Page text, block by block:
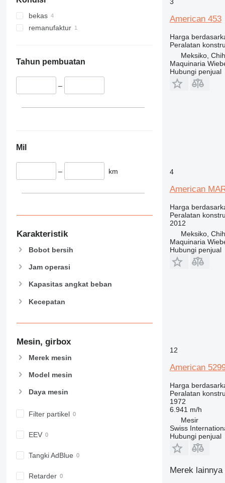
330
336
349
390
428
430
444
826
906
910
920
928
938
953
962
963
TM
VMT
bekas
remanufaktur
Tahun pembuatan
–
Mil
– km
Karakteristik
Bobot bersih
Jam operasi
Kapasitas angkat beban
Kecepatan
Mesin, girbox
Merek mesin
Model mesin
Daya mesin
Filter partikel
EEV
Tangki AdBlue
Retarder
American 453
Harga
Peralatan
Meksiko,
Maquinaria
Hubungi penjual
4
American
Harga
Peralatan
2012
Meksiko,
Maquinaria
Hubungi penjual
12
American
Harga
Peralatan
1972
6.941 m/h
Mesir
Swiss
Hubungi penjual
Merek